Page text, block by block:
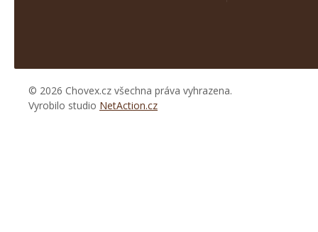
© 2026 Chovex.cz všechna práva vyhrazena.
Vyrobilo studio NetAction.cz